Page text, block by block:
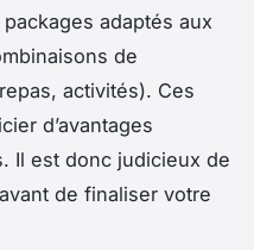
adaptés aux
de
activités). Ces
d’avantages
Il est donc judicieux de
de finaliser votre